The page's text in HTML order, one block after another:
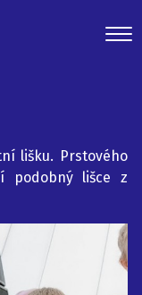
lišku. Prstového
podobný lišce z